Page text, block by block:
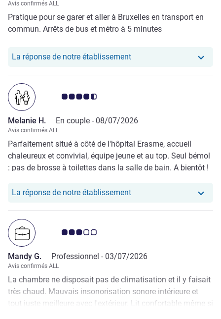
Avis confirmés ALL
Pratique pour se garer et aller à Bruxelles en transport en
commun. Arrêts de bus et métro à 5 minutes
La réponse de notre établissementNotre hôtel a repondu au
Note Avis clients 4.5/5
Melanie H. En couple - 08/07/2026
Avis confirmés ALL
Parfaitement situé à côté de l'hôpital Erasme, accueil
chaleureux et convivial, équipe jeune et au top. Seul bémol
: pas de brosse à toilettes dans la salle de bain. A bientôt !
La réponse de notre établissementNotre hôtel a repondu au
Note Avis clients 3.0/5
Mandy G. Professionnel - 03/07/2026
Avis confirmés ALL
La chambre ne disposait pas de climatisation et il y faisait
très chaud. Mauvais insonorisation sonore intérieure et
tout juste meilleure avec l'extérieur. Lit confortable même si